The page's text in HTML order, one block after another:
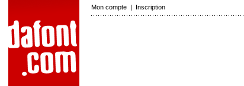
Mon compte | Inscription